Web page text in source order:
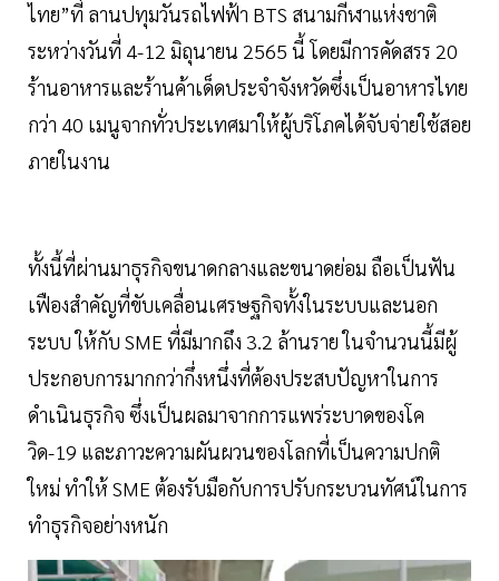
ไทย”ที่ ลานปทุมวันรถไฟฟ้า BTS สนามกีฬาแห่งชาติ
ระหว่างวันที่ 4-12 มิถุนายน 2565 นี้ โดยมีการคัดสรร 20
ร้านอาหารและร้านค้าเด็ดประจำจังหวัดซึ่งเป็นอาหารไทย
กว่า 40 เมนูจากทั่วประเทศมาให้ผู้บริโภคได้จับจ่ายใช้สอย
ภายในงาน
ทั้งนี้ที่ผ่านมาธุรกิจขนาดกลางและขนาดย่อม ถือเป็นฟัน
เฟืองสำคัญที่ขับเคลื่อนเศรษฐกิจทั้งในระบบและนอก
ระบบ ให้กับ SME ที่มีมากถึง 3.2 ล้านราย ในจำนวนนี้มีผู้
ประกอบการมากกว่ากึ่งหนึ่งที่ต้องประสบปัญหาในการ
ดำเนินธุรกิจ ซึ่งเป็นผลมาจากการแพร่ระบาดของโค
วิด-19 และภาวะความผันผวนของโลกที่เป็นความปกติ
ใหม่ ทำให้ SME ต้องรับมือกับการปรับกระบวนทัศน์ในการ
ทำธุรกิจอย่างหนัก